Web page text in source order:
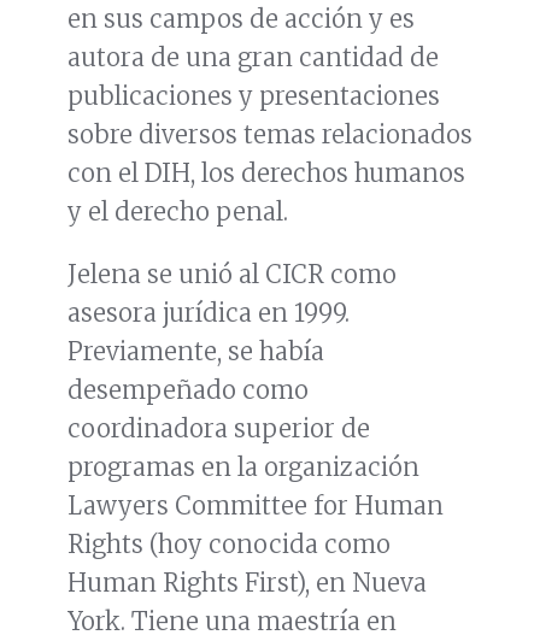
en sus campos de acción y es
autora de una gran cantidad de
publicaciones y presentaciones
sobre diversos temas relacionados
con el DIH, los derechos humanos
y el derecho penal.
Jelena se unió al CICR como
asesora jurídica en 1999.
Previamente, se había
desempeñado como
coordinadora superior de
programas en la organización
Lawyers Committee for Human
Rights (hoy conocida como
Human Rights First), en Nueva
York. Tiene una maestría en